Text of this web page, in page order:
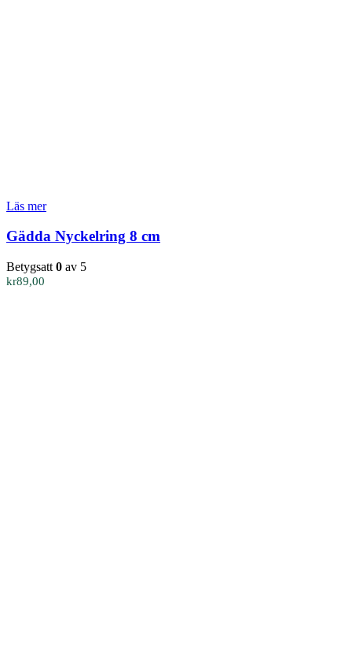
Läs mer
Gädda Nyckelring 8 cm
Betygsatt 0 av 5
kr89,00